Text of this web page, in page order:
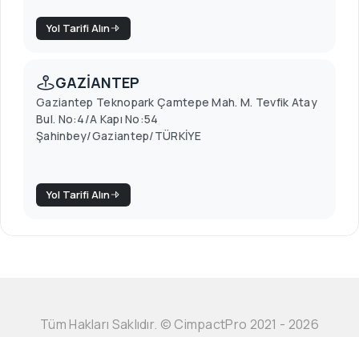
Yol Tarifi Alın
GAZİANTEP
Gaziantep Teknopark Çamtepe Mah. M. Tevfik Atay
Bul. No:4/A Kapı No:54
Şahinbey/Gaziantep/TÜRKİYE
Yol Tarifi Alın
Tüm Hakları Saklıdır. © CimpactPro 2021 - 2026